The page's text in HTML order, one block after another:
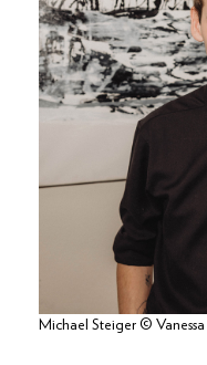
Michael Steiger ©